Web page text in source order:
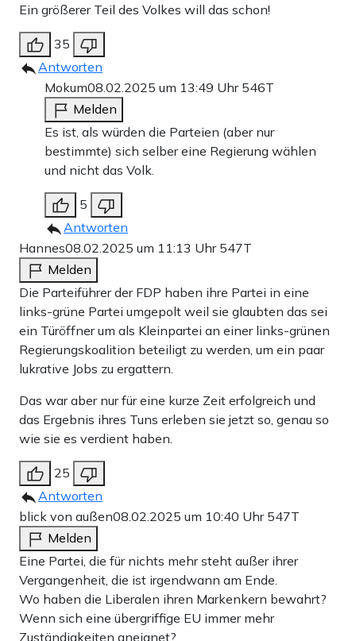
Ein größerer Teil des Volkes will das schon!
35
Antworten
Mokum08.02.2025 um 13:49 Uhr 546T
Melden
Es ist, als würden die Parteien (aber nur
bestimmte) sich selber eine Regierung wählen
und nicht das Volk.
5
Antworten
Hannes08.02.2025 um 11:13 Uhr 547T
Melden
Die Parteiführer der FDP haben ihre Partei in eine
links-grüne Partei umgepolt weil sie glaubten das sei
ein Türöffner um als Kleinpartei an einer links-grünen
Regierungskoalition beteiligt zu werden, um ein paar
lukrative Jobs zu ergattern.
Das war aber nur für eine kurze Zeit erfolgreich und
das Ergebnis ihres Tuns erleben sie jetzt so, genau so
wie sie es verdient haben.
25
Antworten
blick von außen08.02.2025 um 10:40 Uhr 547T
Melden
Eine Partei, die für nichts mehr steht außer ihrer
Vergangenheit, die ist irgendwann am Ende.
Wo haben die Liberalen ihren Markenkern bewahrt?
Wenn sich eine übergriffige EU immer mehr
Zuständigkeiten aneignet?